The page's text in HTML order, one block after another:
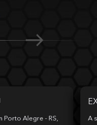
Porto Alegre - RS,
A